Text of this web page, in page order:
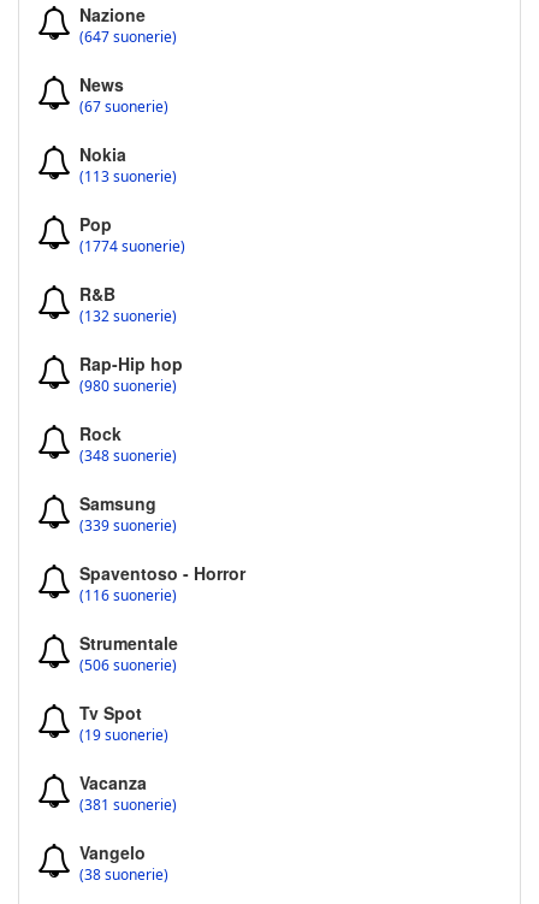
Nazione
(647 suonerie)
News
(67 suonerie)
Nokia
(113 suonerie)
Pop
(1774 suonerie)
R&B
(132 suonerie)
Rap-Hip hop
(980 suonerie)
Rock
(348 suonerie)
Samsung
(339 suonerie)
Spaventoso - Horror
(116 suonerie)
Strumentale
(506 suonerie)
Tv Spot
(19 suonerie)
Vacanza
(381 suonerie)
Vangelo
(38 suonerie)